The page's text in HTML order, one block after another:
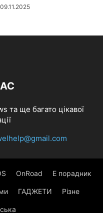
09.11.2025
та ще багато цікавої
OnRoad Е порадник
ГАДЖЕТИ Різне